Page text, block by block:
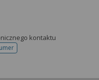
kontaktu
do rejestracji